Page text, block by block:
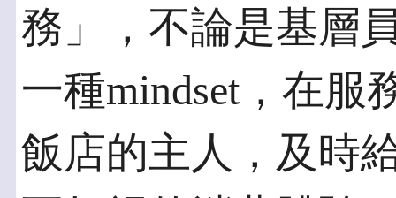
務」，不論是基層
一種mindset，在服
飯店的主人，及時